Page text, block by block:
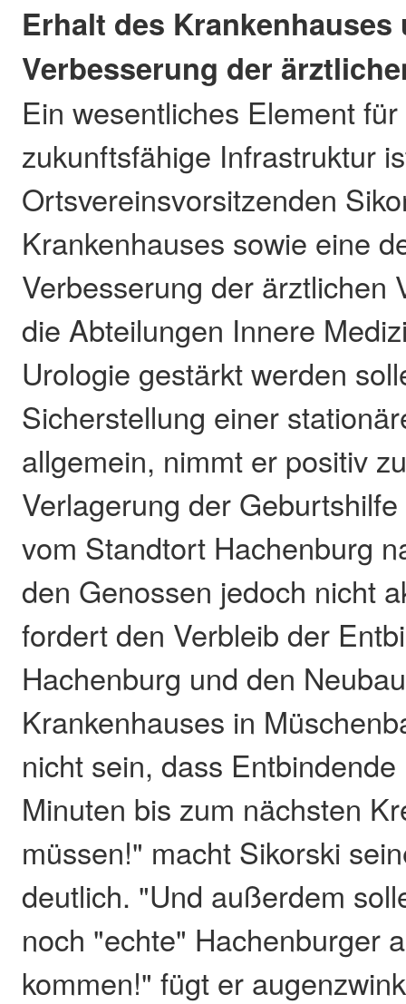
Erhalt des Krankenhauses
Verbesserung der
Ein wesentliches Element
zukunftsfähige Infrastruktur
Ortsvereinsvorsitzenden
Krankenhauses sowie eine
Verbesserung der ärztlichen
die Abteilungen Innere
Urologie gestärkt werden
Sicherstellung einer
allgemein, nimmt er positiv
Verlagerung der
vom Standtort Hachenburg
den Genossen jedoch nicht
fordert den Verbleib der
Hachenburg und den
Krankenhauses in
nicht sein, dass
Minuten bis zum nächsten
müssen!" macht Sikorski
deutlich. "Und außerdem
noch "echte" Hachenburger
kommen!" fügt er